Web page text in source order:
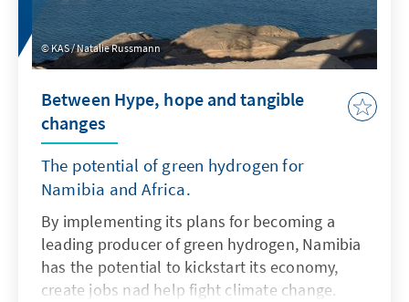
Interessengruppen in Zusammenarbeit der
KAS Namibia-Angola sowie die wichtigsten
nationalen Institutionen im
KAS / Natalie Russmann
Between Hype, hope and tangible
changes
The potential of green hydrogen for
Namibia and Africa.
By implementing its plans for becoming a
leading producer of green hydrogen, Namibia
has the potential to kickstart its economy,
create jobs nad help fight climate change.